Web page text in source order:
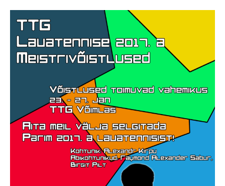
Koorilaul
ÕPPETÖÖ
Tunniplaan
Aastaplaan
Õppekava
Huviringid
Õpilastööd (UPT)
Distantsõpe
Kodukord
Projektid
ÜLDINFO
Sisseastumine